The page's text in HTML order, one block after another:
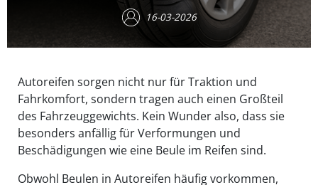
16-03-2026
Autoreifen sorgen nicht nur für Traktion und
Fahrkomfort, sondern tragen auch einen Großteil
des Fahrzeuggewichts. Kein Wunder also, dass sie
besonders anfällig für Verformungen und
Beschädigungen wie eine Beule im Reifen sind.
Obwohl Beulen in Autoreifen häufig vorkommen,